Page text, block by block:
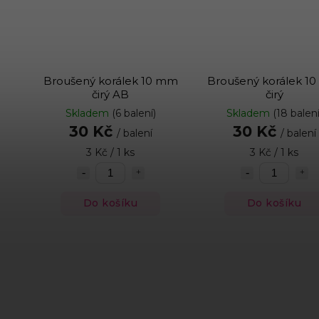
Broušený korálek 10 mm
čirý AB
Skladem (6 balení)
30 Kč / balení
3 Kč / 1 ks
Do košíku
Broušený korálek
čirý
Skladem (18
30 Kč / balení
3 Kč / 1 ks
Do košíku